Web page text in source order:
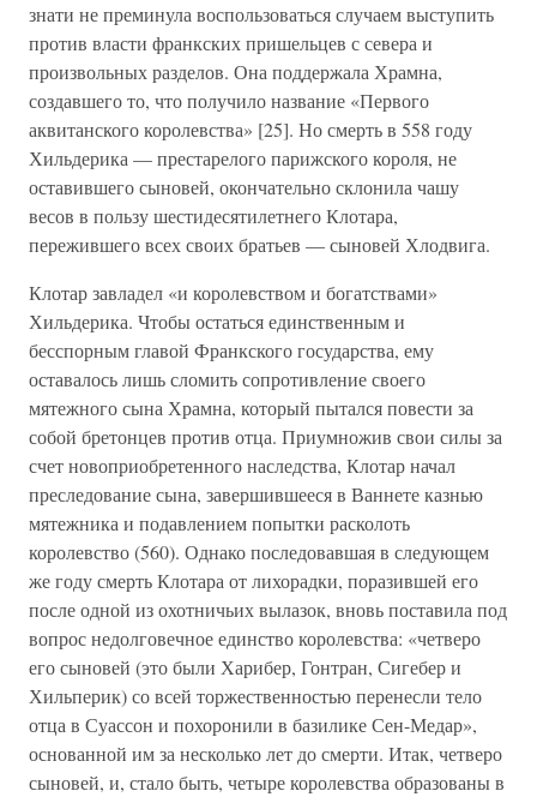
знати не преминула воспользоваться случаем выступить
против власти франкских пришельцев с севера и
произвольных разделов. Она поддержала Храмна,
создавшего то, что получило название «Первого
аквитанского королевства» [25]. Но смерть в 558 году
Хильдерика — престарелого парижского короля, не
оставившего сыновей, окончательно склонила чашу
весов в пользу шестидесятилетнего Клотара,
пережившего всех своих братьев — сыновей Хлодвига.
Клотар завладел «и королевством и богатствами»
Хильдерика. Чтобы остаться единственным и
бесспорным главой Франкского государства, ему
оставалось лишь сломить сопротивление своего
мятежного сына Храмна, который пытался повести за
собой бретонцев против отца. Приумножив свои силы за
счет новоприобретенного наследства, Клотар начал
преследование сына, завершившееся в Ваннете казнью
мятежника и подавлением попытки расколоть
королевство (560). Однако последовавшая в следующем
же году смерть Клотара от лихорадки, поразившей его
после одной из охотничьих вылазок, вновь поставила под
вопрос недолговечное единство королевства: «четверо
его сыновей (это были Харибер, Гонтран, Сигебер и
Хильперик) со всей торжественностью перенесли тело
отца в Суассон и похоронили в базилике Сен-Медар»,
основанной им за несколько лет до смерти. Итак, четверо
сыновей, и, стало быть, четыре королевства образованы в